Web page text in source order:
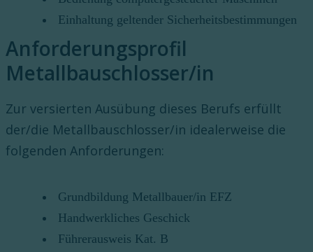
Einhaltung geltender Sicherheitsbestimmungen
Anforderungsprofil
Metallbauschlosser/in
Zur versierten Ausübung dieses Berufs erfüllt
der/die Metallbauschlosser/in idealerweise die
folgenden Anforderungen:
Grundbildung Metallbauer/in EFZ
Handwerkliches Geschick
Führerausweis Kat. B